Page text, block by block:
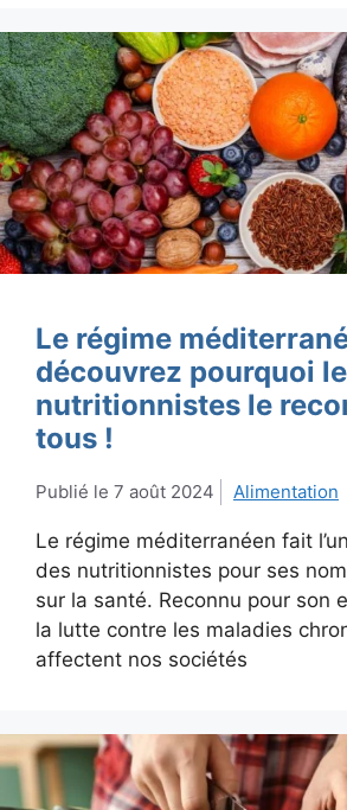
Le régime
découvrez pourquoi
nutritionnistes le
tous !
7 août 2024 Alimentation
Le régime méditerranéen fait
des nutritionnistes pour ses
sur la santé. Reconnu pour son
la lutte contre les maladies
affectent nos sociétés